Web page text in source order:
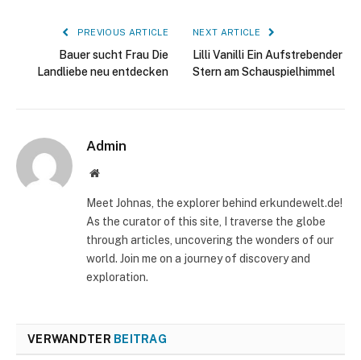
PREVIOUS ARTICLE
Bauer sucht Frau Die
Landliebe neu entdecken
NEXT ARTICLE
Lilli Vanilli Ein Aufstrebender
Stern am Schauspielhimmel
Admin
Website
Meet Johnas, the explorer behind erkundewelt.de!
As the curator of this site, I traverse the globe
through articles, uncovering the wonders of our
world. Join me on a journey of discovery and
exploration.
VERWANDTER BEITRAG